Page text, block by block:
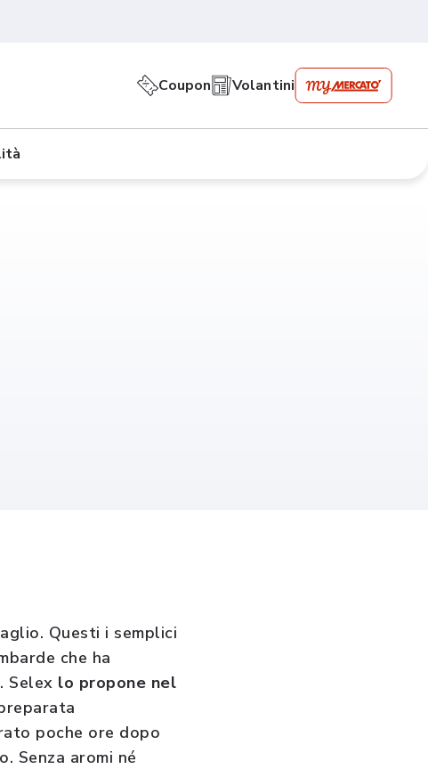
Coupon Volantini
Questi i semplici
che ha
Selex lo propone nel
poche ore dopo
Senza aromi né